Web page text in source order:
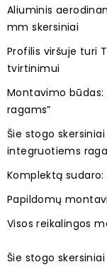
Aliuminis
mm skersiniai
Profilis viršuje turi
tvirtinimui
Montavimo
ragams”
Šie stogo
integruotiems
Komplektą
Papildomų
Visos reikalingos
Šie stogo